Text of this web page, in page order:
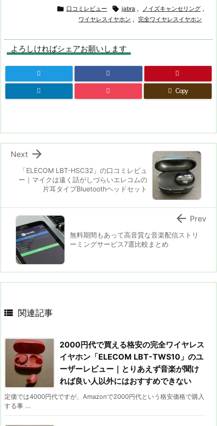
 口コミレビュー  jabra , ノイズキャンセリング ,
ワイヤレスイヤホン , 完全ワイヤレスイヤホン
よろしければシェアお願いします
Copy
「ELECOM LBT-HSC32」の口コミレビュ
ー｜マイクは遠く話がしづらいエレコムの
片耳タイプBluetoothヘッドセット

Next
無料期間もあって高音質な音楽配信ストリ
ーミングサービス7選比較まとめ
 Prev
 関連記事
2000円代で買える格安の完全ワイヤレス
イヤホン「ELECOM LBT-TWS10」のユ
ーザーレビュー｜とりあえず音楽が聞け
れば良い人以外にはおすすめできない
定価では4000円代ですが、Amazonで2000円代という格安価格で購入
する事 ...